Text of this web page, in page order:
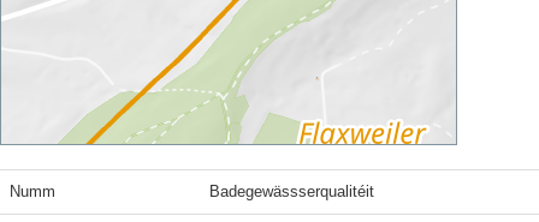
Numm Badegewässserqualitéit